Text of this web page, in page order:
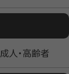
人・高齢者